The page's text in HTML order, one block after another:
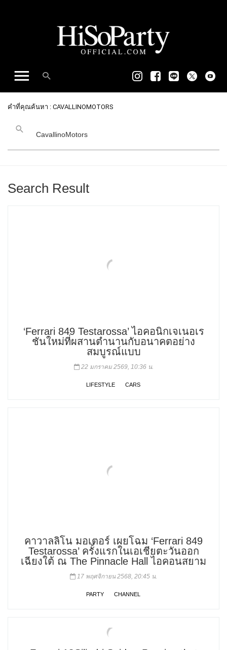
คำที่คุณค้นหา : CAVALLINOMOTORS
Search Result
‘Ferrari 849 Testarossa’ ไอคอนิกเจเนอเร
ชันใหม่ที่ผสานตำนานกับอนาคตอย่าง
สมบูรณ์แบบ
22 มกราคม 2569, 10:36 น.
LIFESTYLE CARS
คาวาลลิโน มอเตอร์ เผยโฉม ‘Ferrari 849
Testarossa’ ครั้งแรกในเอเชียตะวันออก
เฉียงใต้ ณ The Pinnacle Hall ไอคอนสยาม
17 พฤศจิกายน 2568, 20:45 น.
PARTY CHANNEL